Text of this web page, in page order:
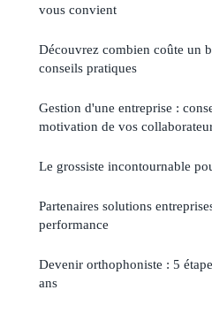
vous convient
Découvrez combien coûte un
conseils pratiques
Gestion d'une entreprise :
motivation de vos
Le grossiste incontournable
Partenaires solutions
performance
Devenir orthophoniste : 5
ans